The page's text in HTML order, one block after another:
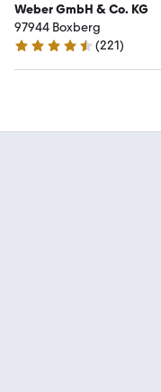
Weber GmbH & Co. KG
97944 Boxberg
4.6 Sterne
(221)